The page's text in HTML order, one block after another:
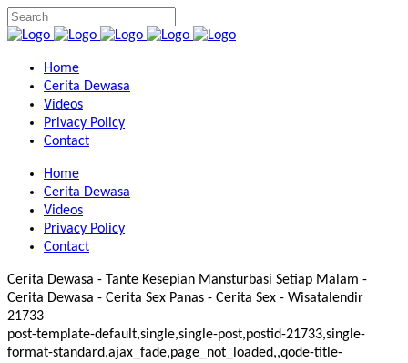
Home
Cerita Dewasa
Videos
Privacy Policy
Contact
Home
Cerita Dewasa
Videos
Privacy Policy
Contact
Cerita Dewasa - Tante Kesepian Mansturbasi Setiap Malam -
Cerita Dewasa - Cerita Sex Panas - Cerita Sex - Wisatalendir
21733
post-template-default,single,single-post,postid-21733,single-
format-standard,ajax_fade,page_not_loaded,,qode-title-